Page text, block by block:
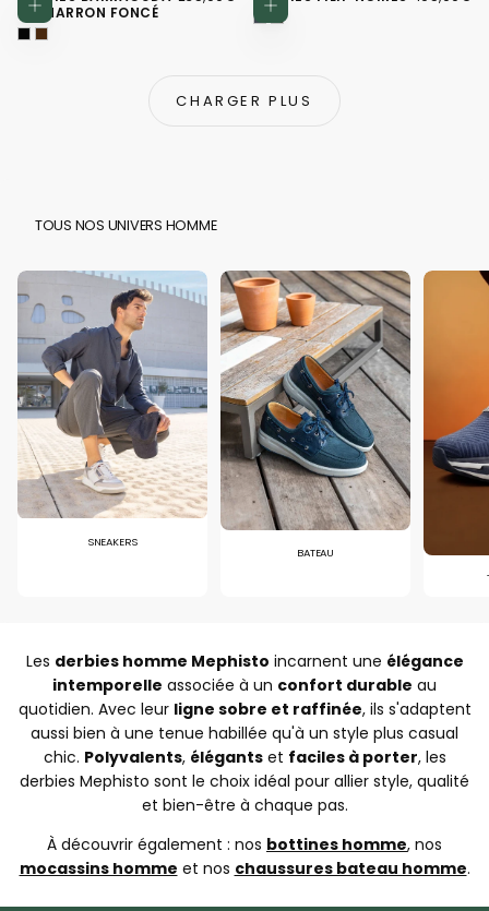
MT MARRON FONCÉ
CHARGER PLUS
TOUS NOS UNIVERS HOMME
SNEAKERS
BATEAU
Les derbies homme Mephisto incarnent une élégance
intemporelle associée à un confort durable au
quotidien. Avec leur ligne sobre et raffinée, ils s'adaptent
aussi bien à une tenue habillée qu'à un style plus casual
chic. Polyvalents, élégantset faciles à porter, les
derbies Mephisto sont le choix idéal pour allier style, qualité
et bien-être à chaque pas.
À découvrir également : nos bottines homme, nos
mocassins homme et nos chaussures bateau homme.